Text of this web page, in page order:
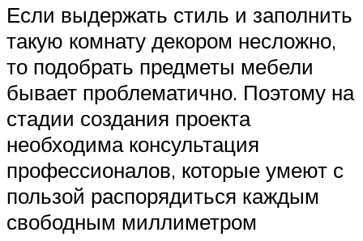
Если выдержать стиль и заполнить
такую комнату декором несложно,
то подобрать предметы мебели
бывает проблематично. Поэтому на
стадии создания проекта
необходима консультация
профессионалов, которые умеют с
пользой распорядиться каждым
свободным миллиметром